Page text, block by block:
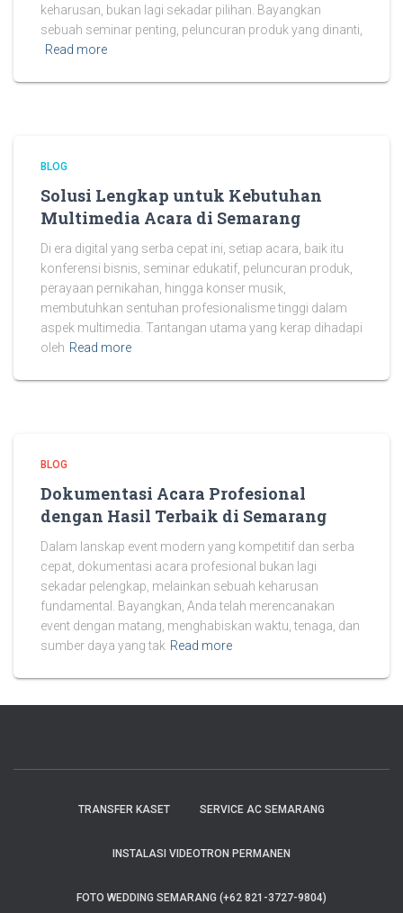
keharusan, bukan lagi sekadar pilihan. Bayangkan
sebuah seminar penting, peluncuran produk yang dinanti,
Read more
BLOG
Solusi Lengkap untuk Kebutuhan
Multimedia Acara di Semarang
Di era digital yang serba cepat ini, setiap acara, baik itu
konferensi bisnis, seminar edukatif, peluncuran produk,
perayaan pernikahan, hingga konser musik,
membutuhkan sentuhan profesionalisme tinggi dalam
aspek multimedia. Tantangan utama yang kerap dihadapi
oleh Read more
BLOG
Dokumentasi Acara Profesional
dengan Hasil Terbaik di Semarang
Dalam lanskap event modern yang kompetitif dan serba
cepat, dokumentasi acara profesional bukan lagi
sekadar pelengkap, melainkan sebuah keharusan
fundamental. Bayangkan, Anda telah merencanakan
event dengan matang, menghabiskan waktu, tenaga, dan
sumber daya yang tak Read more
TRANSFER KASET SERVICE AC SEMARANG
INSTALASI VIDEOTRON PERMANEN
FOTO WEDDING SEMARANG (+62 821-3727-9804)